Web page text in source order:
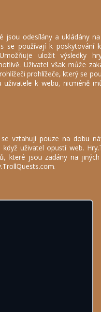
jsou odesílány a ukládány
se používají k poskytování
uložit výsledky
Uživatel však může
prohlížeče, který se
k webu, nicméně
vztahují pouze na dobu
uživatel opustí web.
které jsou zadány na